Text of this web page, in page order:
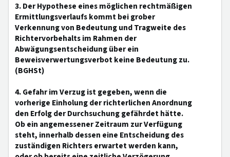
3. Der Hypothese eines möglichen rechtmäßigen
Ermittlungsverlaufs kommt bei grober
Verkennung von Bedeutung und Tragweite des
Richtervorbehalts im Rahmen der
Abwägungsentscheidung über ein
Beweisverwertungsverbot keine Bedeutung zu.
(BGHSt)
4. Gefahr im Verzug ist gegeben, wenn die
vorherige Einholung der richterlichen Anordnung
den Erfolg der Durchsuchung gefährdet hätte.
Ob ein angemessener Zeitraum zur Verfügung
steht, innerhalb dessen eine Entscheidung des
zuständigen Richters erwartet werden kann,